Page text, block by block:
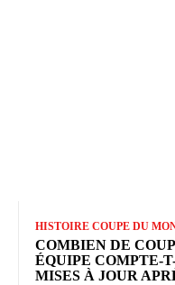
HISTOIRE COUPE DU
COMBIEN DE
ÉQUIPE COMPTE-
MISES À JOUR